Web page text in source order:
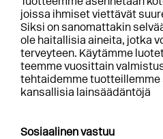
joissa ihmiset viettävät
Siksi on sanomattakin
ole haitallisia aineita, jotka
terveyteen. Käytämme
teemme vuosittain
tehtaidemme tuotteillemme
kansallisia lainsäädäntöjä
Sosiaalinen vastuu